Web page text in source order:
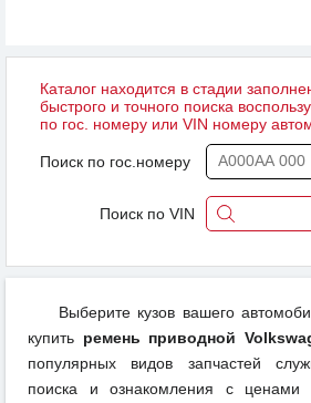
Каталог находится в стадии
быстрого и точного поиска
по гос. номеру или VIN номеру
Поиск по гос.номеру
Поиск по VIN
Выберите кузов вашего
купить ремень приводной
популярных видов запчастей
поиска и ознакомления с ценами